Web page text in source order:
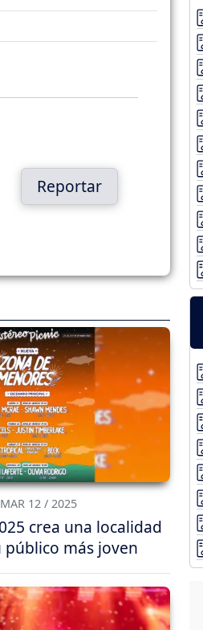
Reportar
12 / 2025
crea una localidad
público más joven